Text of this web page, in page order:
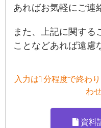
あればお気軽にご連
また、上記に関する
ことなどあれば遠慮
入力は1分程度で終わ
わ
資料